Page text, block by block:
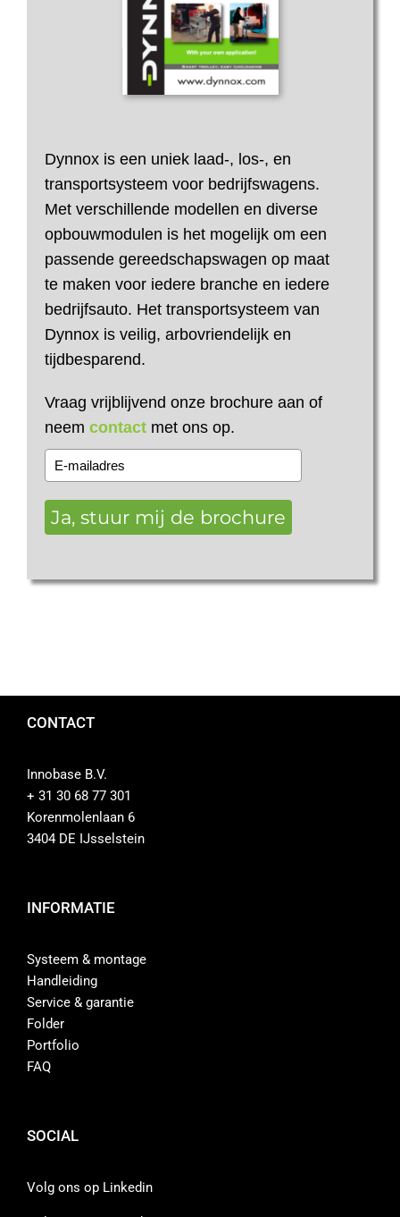
Dynnox is een uniek laad-, los-, en
transportsysteem voor bedrijfswagens.
Met verschillende modellen en diverse
opbouwmodulen is het mogelijk om een
passende gereedschapswagen op maat
te maken voor iedere branche en iedere
bedrijfsauto. Het transportsysteem van
Dynnox is veilig, arbovriendelijk en
tijdbesparend.
Vraag vrijblijvend onze brochure aan of
neem contactmet ons op.
Ja, stuur mij de brochure
CONTACT
Innobase B.V.
+ 31 30 68 77 301
Korenmolenlaan 6
3404 DE IJsselstein
INFORMATIE
Systeem & montage
Handleiding
Service & garantie
Folder
Portfolio
FAQ
SOCIAL
Volg ons op Linkedin